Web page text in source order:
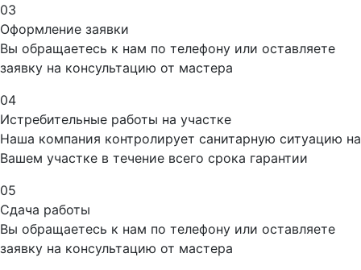
03
Оформление заявки
Вы обращаетесь к нам по телефону или оставляете
заявку на консультацию от мастера
04
Истребительные работы на участке
Наша компания контролирует санитарную ситуацию на
Вашем участке в течение всего срока гарантии
05
Сдача работы
Вы обращаетесь к нам по телефону или оставляете
заявку на консультацию от мастера